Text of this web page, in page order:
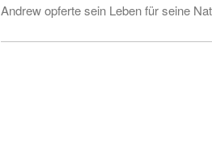
Andrew opferte sein Leben für seine